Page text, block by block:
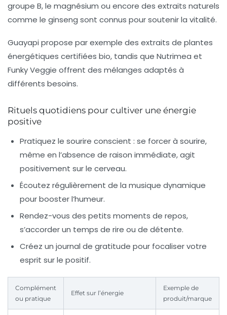
groupe B, le magnésium ou encore des extraits naturels
comme le ginseng sont connus pour soutenir la vitalité.
Guayapi propose par exemple des extraits de plantes
énergétiques certifiées bio, tandis que Nutrimea et
Funky Veggie offrent des mélanges adaptés à
différents besoins.
Rituels quotidiens pour cultiver une énergie
positive
Pratiquez le sourire conscient : se forcer à sourire,
même en l’absence de raison immédiate, agit
positivement sur le cerveau.
Écoutez régulièrement de la musique dynamique
pour booster l’humeur.
Rendez-vous des petits moments de repos,
s’accorder un temps de rire ou de détente.
Créez un journal de gratitude pour focaliser votre
esprit sur le positif.
Complément
ou pratique
Effet sur l’énergie
Exemple de
produit/marque